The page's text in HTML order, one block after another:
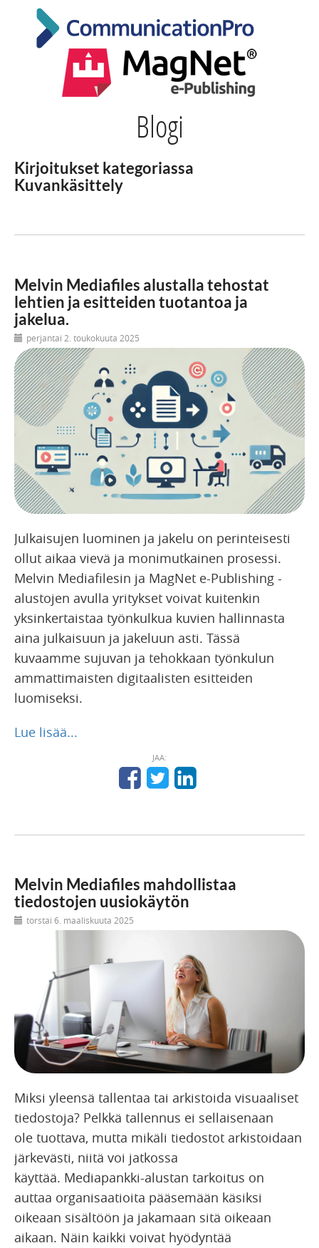
Blogi
Kirjoitukset kategoriassa
Kuvankäsittely
Melvin Mediafiles alustalla tehostat
lehtien ja esitteiden tuotantoa ja
jakelua.
perjantai 2. toukokuuta 2025
Julkaisujen luominen ja jakelu on perinteisesti
ollut aikaa vievä ja monimutkainen prosessi.
Melvin Mediafilesin ja MagNet e-Publishing -
alustojen avulla yritykset voivat kuitenkin
yksinkertaistaa työnkulkua kuvien hallinnasta
aina julkaisuun ja jakeluun asti. Tässä
kuvaamme sujuvan ja tehokkaan työnkulun
ammattimaisten digitaalisten esitteiden
luomiseksi.
Lue lisää...
JAA:
Melvin Mediafiles mahdollistaa
tiedostojen uusiokäytön
torstai 6. maaliskuuta 2025
Miksi yleensä tallentaa tai arkistoida visuaaliset
tiedostoja? Pelkkä tallennus ei sellaisenaan
ole tuottava, mutta mikäli tiedostot arkistoidaan
järkevästi, niitä voi jatkossa
käyttää. Mediapankki-alustan tarkoitus on
auttaa organisaatioita pääsemään käsiksi
oikeaan sisältöön ja jakamaan sitä oikeaan
aikaan. Näin kaikki voivat hyödyntää